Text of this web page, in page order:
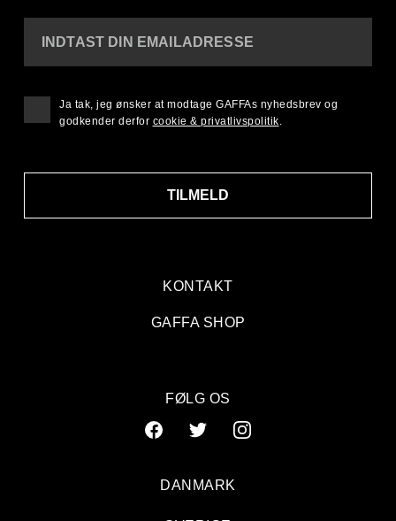
KONTAKT
GAFFA SHOP
INDTAST DIN EMAILADRESSE
TILMELD
Ja tak, jeg ønsker at modtage GAFFAs nyhedsbrev og
godkender derfor cookie & privatlivspolitik.
FØLG OS
DANMARK